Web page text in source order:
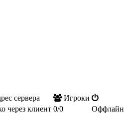
сервера
Игроки
через клиент 0/0 Оффлайн